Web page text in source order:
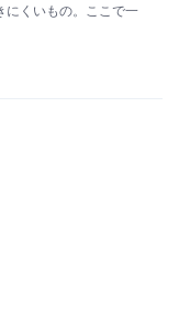
にくいもの。ここで一